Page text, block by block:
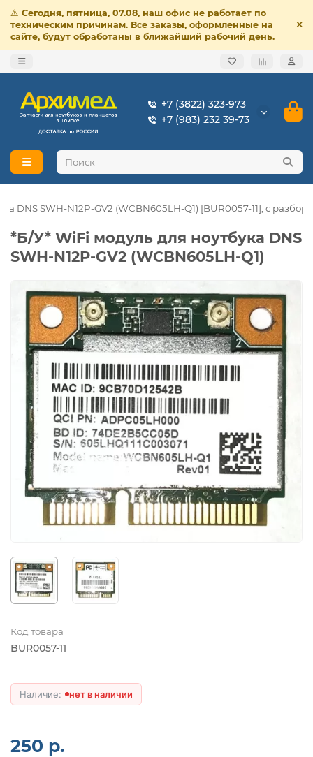
⚠️ Сегодня, пятница, 07.08, наш офис не работает по
техническим причинам. Все заказы, оформленные на
сайте, будут обработаны в ближайший рабочий день.
+7 (3822) 323-973
+7 (983) 232 39-73
DNS SWH-N12P-GV2 (WCBN605LH-Q1) [BUR0057-11], с разбора
*Б/У* WiFi модуль для ноутбука DNS
SWH-N12P-GV2 (WCBN605LH-Q1)
Код товара
BUR0057-11
нет в наличии
250 р.